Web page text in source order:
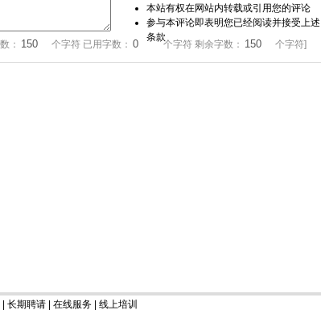
本站有权在网站内转载或引用您的评论
参与本评论即表明您已经阅读并接受上述
条款
： 个字符 已用字数： 个字符 剩余字数： 个字符]
长期聘请| 在线服务| 线上培训